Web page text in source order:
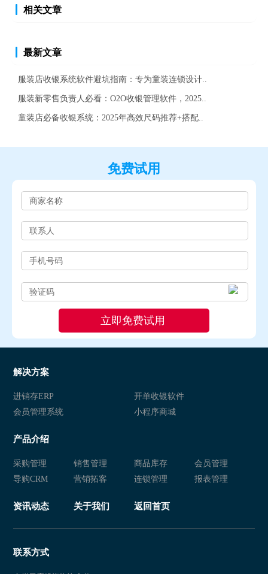
相关文章
最新文章
服装店收银系统软件避坑指南：专为童装连锁设计..
服装新零售负责人必看：O2O收银管理软件，2025..
童装店必备收银系统：2025年高效尺码推荐+搭配..
免费试用
解决方案
进销存ERP
开单收银软件
会员管理系统
小程序商城
产品介绍
采购管理 销售管理 商品库存
会员管理
导购CRM
营销拓客 连锁管理 报表管理
资讯动态 关于我们 返回首页
联系方式